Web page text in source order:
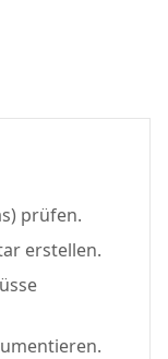
prüfen.
erstellen.